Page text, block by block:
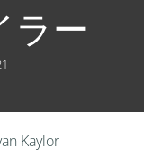
ラー
Kaylor